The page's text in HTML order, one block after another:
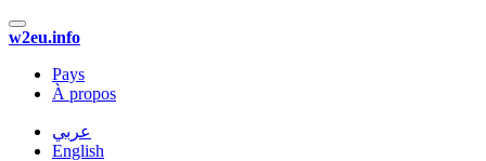
w2eu.info
Pays
À propos
عربي
English